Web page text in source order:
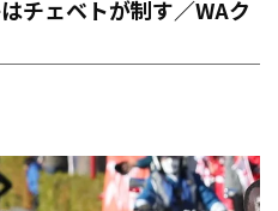
チェベトが制す／WAク